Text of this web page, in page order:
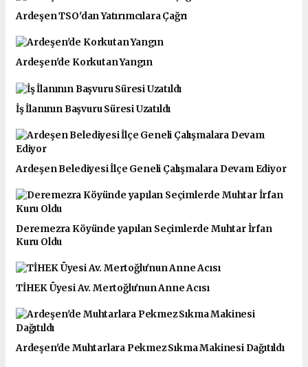
Ardeşen TSO'dan Yatırımcılara Çağrı
Ardeşen'de Korkutan Yangın
İş İlanının Başvuru Süresi Uzatıldı
Ardeşen Belediyesi İlçe Geneli Çalışmalara Devam Ediyor
Deremezra Köyünde yapılan Seçimlerde Muhtar İrfan
Kuru Oldu
TİHEK Üyesi Av. Mertoğlu'nun Anne Acısı
Ardeşen'de Muhtarlara Pekmez Sıkma Makinesi Dağıtıldı